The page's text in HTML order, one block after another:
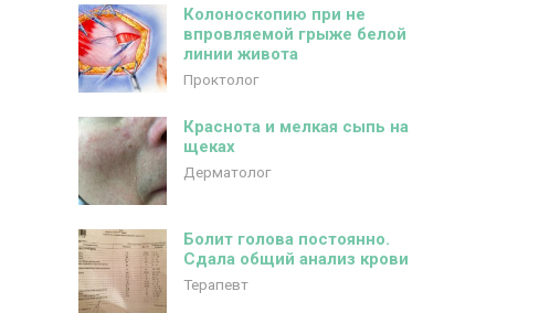
Колоноскопию при не
впровляемой грыже белой
линии живота
Проктолог
Краснота и мелкая сыпь на
щеках
Дерматолог
Болит голова постоянно.
Сдала общий анализ крови
Терапевт